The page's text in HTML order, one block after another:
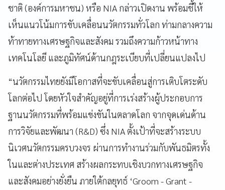
ชาติ (องค์การมหาชน) หรือ NIA กล่าวเปิดงาน พร้อมชี้ให้
เห็นแนวโน้มการขับเคลื่อนนวัตกรรมทั่วโลก ท่ามกลางความ
ท้าทายทางเศรษฐกิจและสังคม รวมถึงความก้าวหน้าทาง
เทคโนโลยี และภูมิทัศน์ด้านกฎระเบียบที่เปลี่ยนแปลงไป
“นวัตกรรมไทยยังมีโอกาสที่จะขับเคลื่อนสู่การเติบโตระดับ
โลกต่อไป โดยหัวใจสำคัญอยู่ที่การเร่งสร้างผู้ประกอบการ
ฐานนวัตกรรมที่พร้อมแข่งขันในตลาดโลก จากจุดเด่นด้าน
การวิจัยและพัฒนา (R&D) ซึ่ง NIA ตั้งเป้าที่จะสร้างระบบ
นิเวศนวัตกรรมครบวงจร ผ่านการทำงานร่วมกับพันธมิตรทั้ง
ในและต่างประเทศ สร้างผลกระทบเชิงบวกทางเศรษฐกิจ
และสังคมอย่างยั่งยืน ภายใต้กลยุทธ์ ‘Groom - Grant -